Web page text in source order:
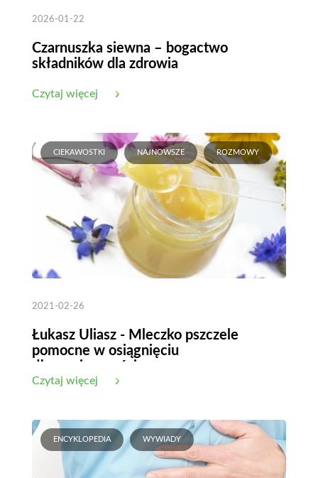
2026-01-22
Czarnuszka siewna – bogactwo
składników dla zdrowia
Czytaj więcej
CIEKAWOSTKI NAJNOWSZE ROZMOWY
2021-02-26
Łukasz Uliasz - Mleczko pszczele
pomocne w osiągnięciu
długowieczności
Czytaj więcej
ENCYKLOPEDIA WYWIADY